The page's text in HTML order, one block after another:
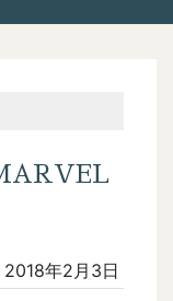
2018年2月3日